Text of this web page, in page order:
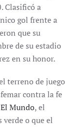
Clasificó a
gol frente a
que su
de su estadio
en su honor.
terreno de juego
contra la fe
El Mundo, el
verde o que el